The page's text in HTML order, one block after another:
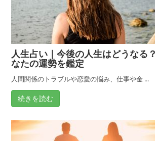
人生占い｜今後の人生はどうなる
なたの運勢を鑑定
人間関係のトラブルや恋愛の悩み、仕事や金 ...
続きを読む